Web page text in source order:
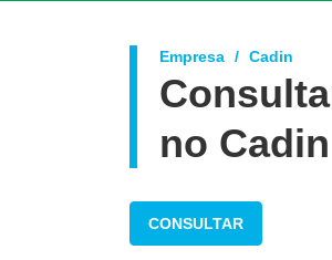
LEGISLAÇÃO
Empresa Cadin
no Cadin
CONSULTAR